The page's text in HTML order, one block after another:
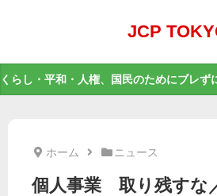
JCP
くらし・平和・人権、国民のためにブレ
ホーム ニュース
個人事業 取り残すな